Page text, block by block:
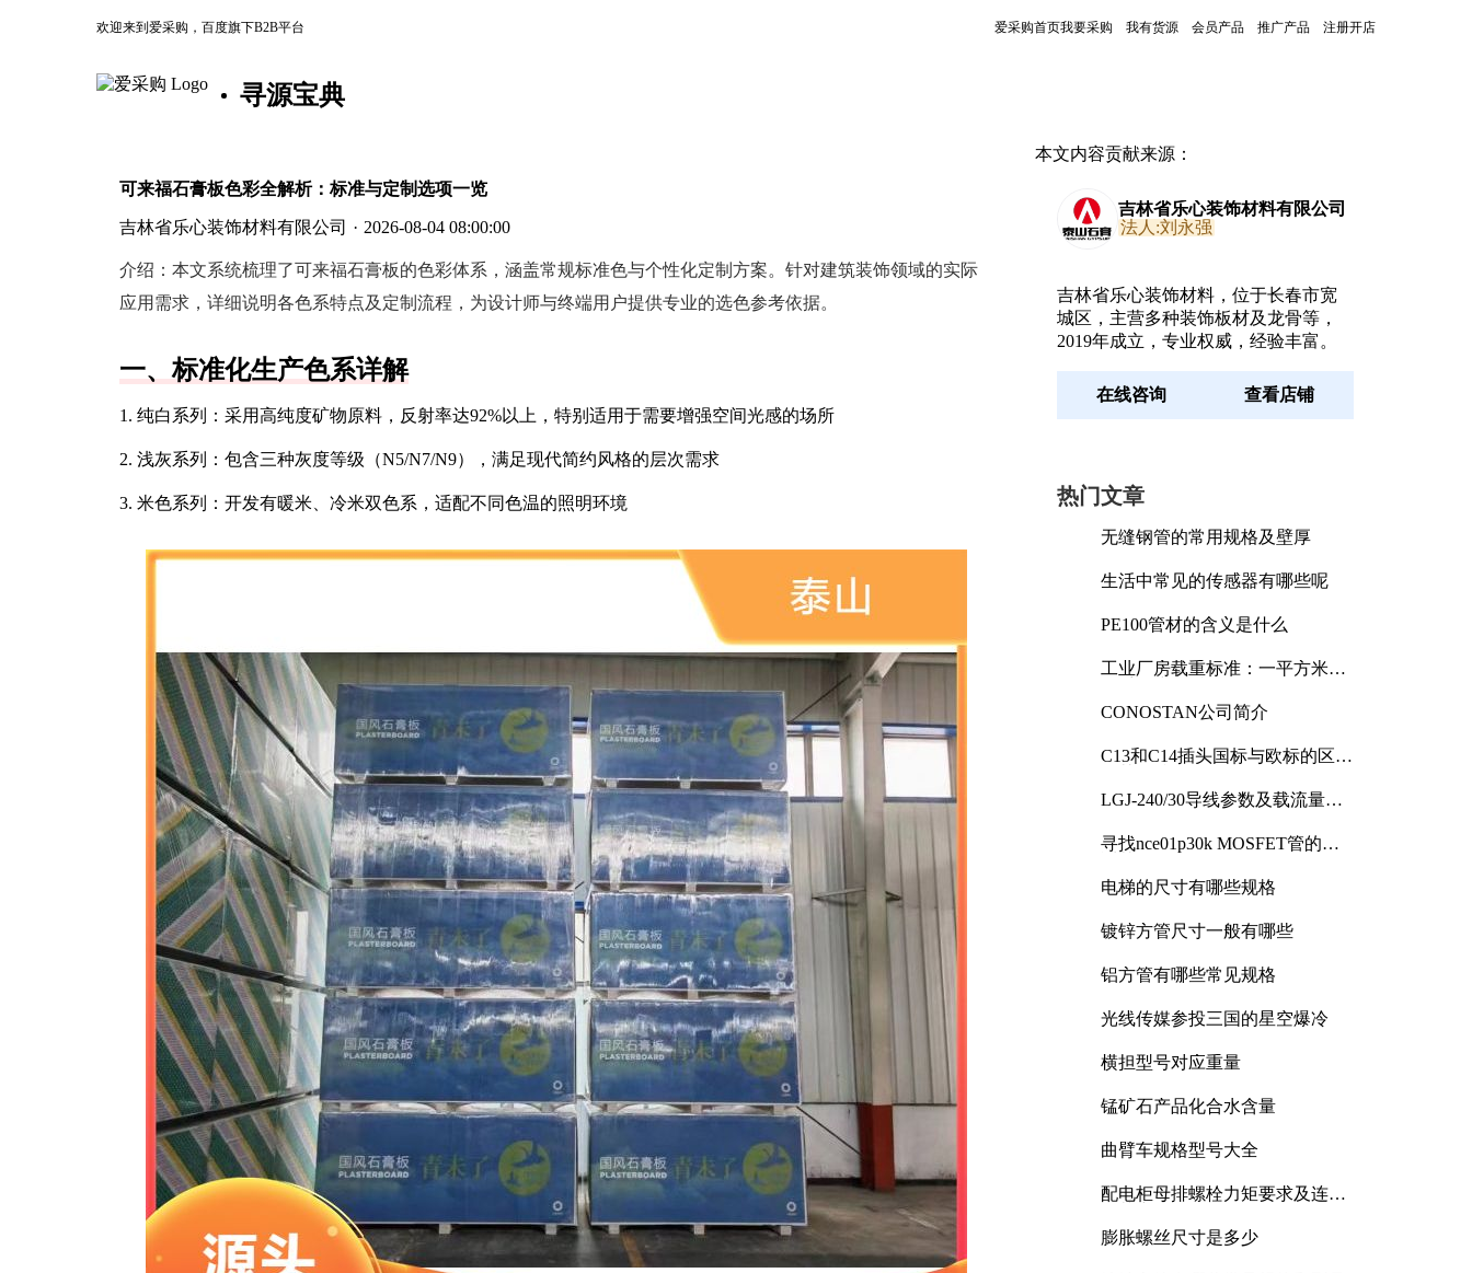
欢迎来到爱采购，百度旗下B2B平台 爱采购首页我要采购 我有货源 会员产品 推广产品 注册开店
寻源宝典
可来福石膏板色彩全解析：标准与定制选项一览
吉林省乐心装饰材料有限公司 · 2026-08-04 08:00:00
介绍： 本文系统梳理了可来福石膏板的色彩体系，涵盖常规标准色与个性化定制方案。针对建筑装饰领域的实际
应用需求，详细说明各色系特点及定制流程，为设计师与终端用户提供专业的选色参考依据。
一、标准化生产色系详解
1. 纯白系列：采用高纯度矿物原料，反射率达92%以上，特别适用于需要增强空间光感的场所
2. 浅灰系列：包含三种灰度等级（N5/N7/N9），满足现代简约风格的层次需求
3. 米色系列：开发有暖米、冷米双色系，适配不同色温的照明环境
本文内容贡献来源：
吉林省乐心装饰材料有限公司
法人:刘永强
吉林省乐心装饰材料，位于长春市宽
城区，主营多种装饰板材及龙骨等，
2019年成立，专业权威，经验丰富。
在线咨询 查看店铺
热门文章
无缝钢管的常用规格及壁厚
生活中常见的传感器有哪些呢
PE100管材的含义是什么
工业厂房载重标准：一平方米能
CONOSTAN公司简介
C13和C14插头国标与欧标的区别
LGJ-240/30导线参数及载流量解
寻找nce01p30k MOSFET管的合
电梯的尺寸有哪些规格
镀锌方管尺寸一般有哪些
铝方管有哪些常见规格
光线传媒参投三国的星空爆冷
横担型号对应重量
锰矿石产品化合水含量
曲臂车规格型号大全
配电柜母排螺栓力矩要求及连接
膨胀螺丝尺寸是多少